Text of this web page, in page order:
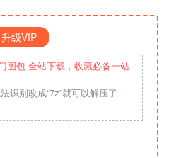
升级VIP
图包 全站下载，收藏必备一站
识别改成“7z”就可以解压了，